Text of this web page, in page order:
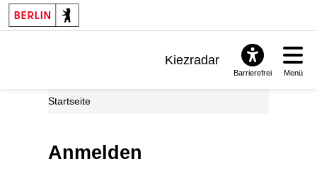
Kiezradar
Barrierefrei Menü
Startseite
Anmelden